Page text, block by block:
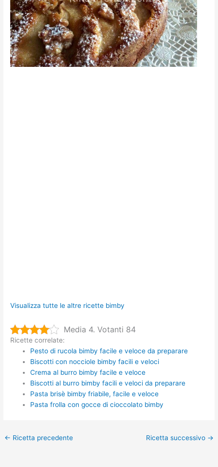
Visualizza tutte le altre ricette bimby
Media 4. Votanti 84
Ricette correlate:
Pesto di rucola bimby facile e veloce da preparare
Biscotti con nocciole bimby facili e veloci
Crema al burro bimby facile e veloce
Biscotti al burro bimby facili e veloci da preparare
Pasta brisè bimby friabile, facile e veloce
Pasta frolla con gocce di cioccolato bimby
← Ricetta precedente Ricetta successivo →